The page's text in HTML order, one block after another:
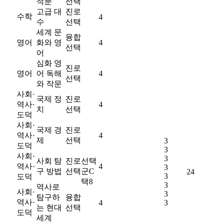
선택
군C
택8
3
3
3
3
3
3
3
3
24
수학
고급 대
수
진로
선택
4
영어
세계 문
화와 영
어
융합
선택
4
영어
심화 영
어 독해
와 작문
진로
선택
4
사회·
역사·
도덕
국제 정
치
진로
선택
4
사회·
역사·
도덕
국제 경
제
진로
선택
4
사회·
역사·
도덕
사회 탐
구 방법
진로
선택
4
사회·
역사·
도덕
역사로
탐구하
는 현대
세계
융합
선택
4